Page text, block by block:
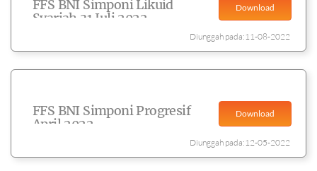
FFS BNI Simponi Likuid
Syariah 31 Juli 2022
Download
Diunggah pada:11-08-2022
FFS BNI Simponi Progresif
April 2022
Download
Diunggah pada:12-05-2022